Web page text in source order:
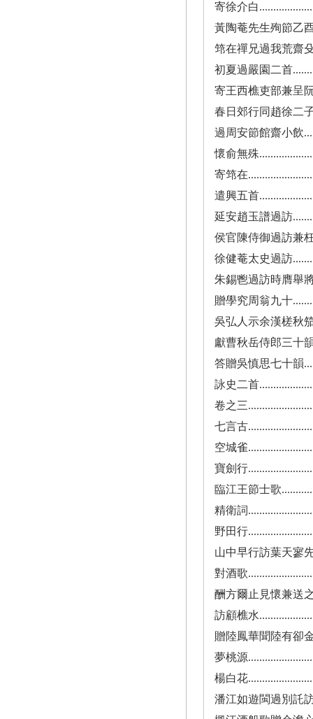
寄徐介白
黃陶菴先生殉節乙
筇在禪兄過我荒齋
初夏過嚴園二首
寄王西樵吏部兼呈
春日郊行同趙徐二子
過周安節館齋小飲
懷俞無殊
寄筇在
遣興五首
延安趙玉譜過訪
侯官陳侍御過訪兼
徐健菴太史過訪
朱錫鬯過訪時膺舉
贈學究周翁九十
吳弘人示余漢槎秋
獻曹秋岳侍郎三十
答贈吳慎思七十韻
詠史二首
卷之三
七言古
空城雀
寶劍行
臨江王節士歌
精衛詞
野田行
山中早行訪葉天寥
對酒歌
酬方爾止見懷兼送
訪顧樵水
贈陸鳳華聞陸有卻
夢桃源
楊白花
潘江如遊閩過別託